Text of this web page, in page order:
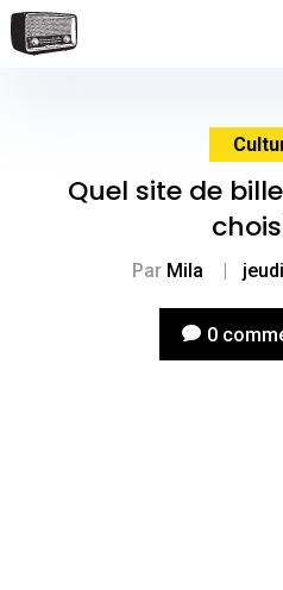
Quel site de
Par Mila |
0